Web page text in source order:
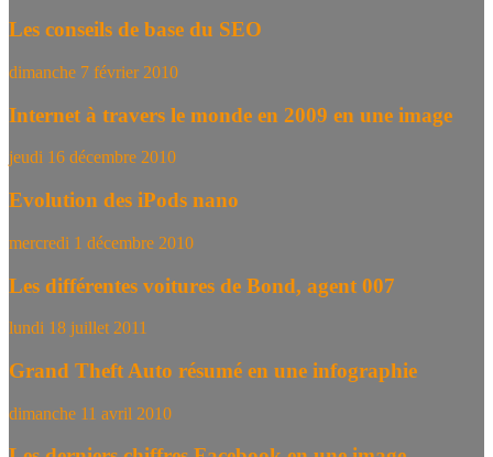
Les conseils de base du SEO
dimanche 7 février 2010
Internet à travers le monde en 2009 en une image
jeudi 16 décembre 2010
Evolution des iPods nano
mercredi 1 décembre 2010
Les différentes voitures de Bond, agent 007
lundi 18 juillet 2011
Grand Theft Auto résumé en une infographie
dimanche 11 avril 2010